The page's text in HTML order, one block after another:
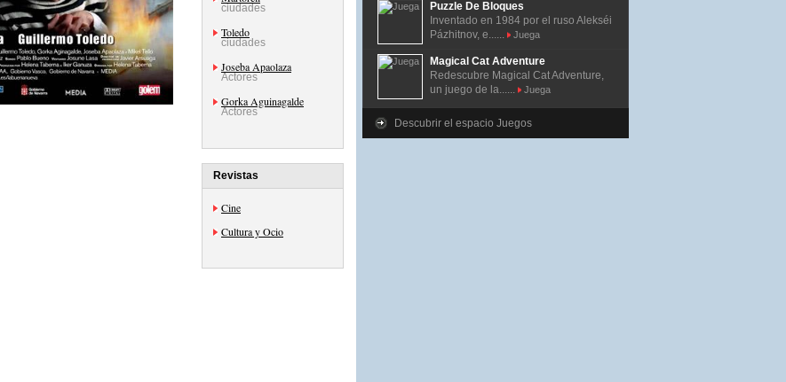
ciudades
Toledo
ciudades
Joseba Apaolaza
Actores
Gorka Aguinagalde
Actores
Revistas
Cine
Cultura y Ocio
Puzzle De Bloques
Inventado en 1984 por el ruso Alekséi
Pázhitnov, e......
Juega
Magical Cat Adventure
Redescubre Magical Cat Adventure,
un juego de la......
Juega
Descubrir el espacio Juegos